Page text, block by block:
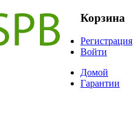
Корзина
Регистрация
Войти
Домой
Гарантии